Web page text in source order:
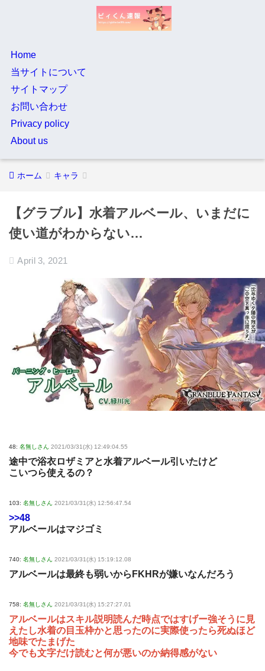
Home
当サイトについて
サイトマップ
お問い合わせ
Privacy policy
About us
ホーム キャラ
【グラブル】水着アルベール、いまだに
使い道がわからない…
April 3, 2021
48: 名無しさん 2021/03/31(水) 12:49:04.55
途中で浴衣ロザミアと水着アルベール引いたけど
こいつら使えるの？
103: 名無しさん 2021/03/31(水) 12:56:47.54
>>48
アルベールはマジゴミ
740: 名無しさん 2021/03/31(水) 15:19:12.08
アルベールは最終も弱いからFKHRが嫌いなんだろう
758: 名無しさん 2021/03/31(水) 15:27:27.01
アルベールはスキル説明読んだ時点ではすげー強そうに見
えたし水着の目玉枠かと思ったのに実際使ったら死ぬほど
地味でたまげた
今でも文字だけ読むと何が悪いのか納得感がない